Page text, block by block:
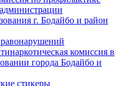
г. Бодайбо и район
комиссия в
города Бодайбо и
стикеры